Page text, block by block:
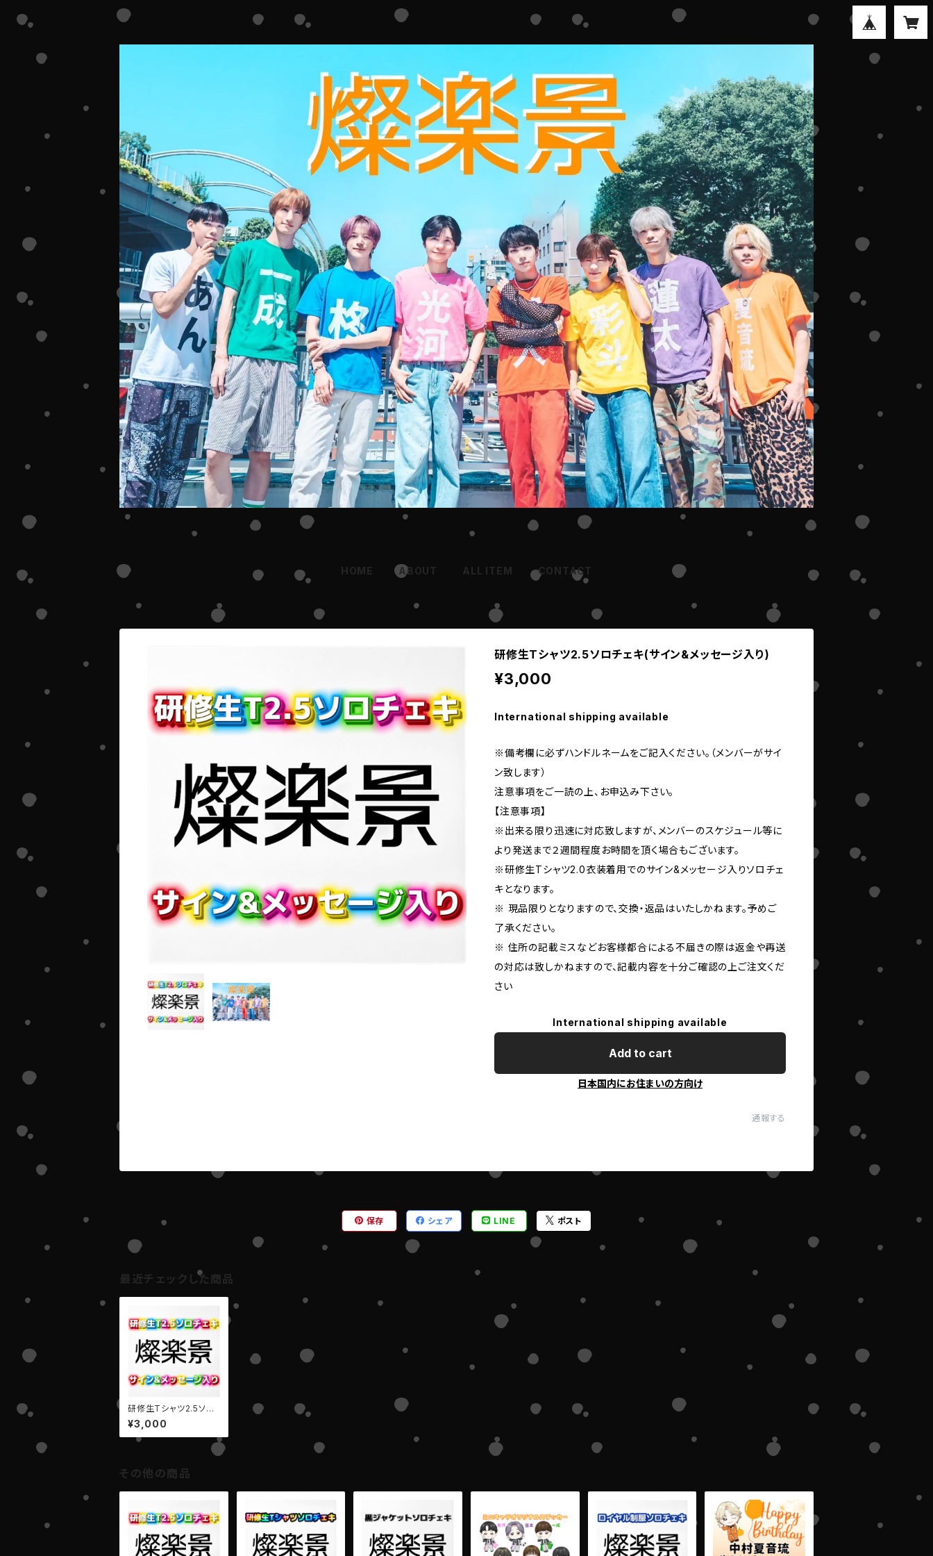
HOME ABOUT ALL ITEM CONTACT
研修生Tシャツ2.5ソロチェキ(サイン&メッセージ入り)
¥3,000
International shipping available
※備考欄に必ずハンドルネームをご記入ください。（メンバーがサイ
ン致します）
注意事項をご一読の上、お申込み下さい。
【注意事項】
※出来る限り迅速に対応致しますが、メンバーのスケジュール等に
より発送まで２週間程度お時間を頂く場合もございます。
※研修生Tシャツ2.0衣装着用でのサイン&メッセージ入りソロチェ
キとなります。
※ 現品限りとなりますので、交換・返品はいたしかねます。予めご
了承ください。
※ 住所の記載ミスなどお客様都合による不届きの際は返金や再送
の対応は致しかねますので、記載内容を十分ご確認の上ご注文くだ
さい
International shipping available
Add to cart
日本国内にお住まいの方向け
通報する
保存 シェア LINE ポスト
最近チェックした商品
研修生Tシャツ2.5ソロ
チェキ(サイン&メッセー
ジ入り)
¥3,000
その他の商品